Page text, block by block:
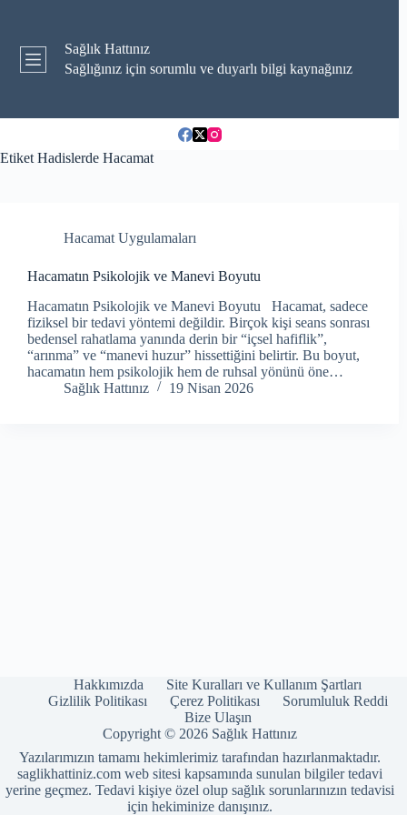
Sağlık Hattınız
Sağlığınız için sorumlu ve duyarlı bilgi kaynağınız
Etiket Hadislerde Hacamat
Hacamat Uygulamaları
Hacamatın Psikolojik ve Manevi Boyutu
Hacamatın Psikolojik ve Manevi Boyutu Hacamat, sadece
fiziksel bir tedavi yöntemi değildir. Birçok kişi seans sonrası
bedensel rahatlama yanında derin bir “içsel hafiflik”,
“arınma” ve “manevi huzur” hissettiğini belirtir. Bu boyut,
hacamatın hem psikolojik hem de ruhsal yönünü öne…
Sağlık Hattınız
19 Nisan 2026
Hakkımızda
Site Kuralları ve Kullanım Şartları
Gizlilik Politikası
Çerez Politikası
Sorumluluk Reddi
Bize Ulaşın
Copyright © 2026 Sağlık Hattınız
Yazılarımızın tamamı hekimlerimiz tarafından hazırlanmaktadır.
saglikhattiniz.com web sitesi kapsamında sunulan bilgiler tedavi
yerine geçmez. Tedavi kişiye özel olup sağlık sorunlarınızın tedavisi
için hekiminize danışınız.